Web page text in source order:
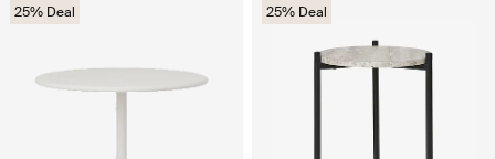
25% Deal 25% Deal